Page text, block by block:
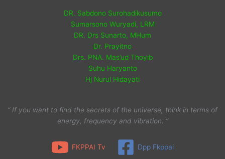
DR. Sabdono Surohadikusumo
Sumarsono Wuryadi, LRM
DR. Drs Sunarto, MHum
Dr. Prayitno
Drs. PNA. Mas’ud Thoyib
Suhu Haryanto
Hj Nurul Hidayati
“ If you want to find the secrets of the universe, think in terms of
energy, frequency and vibration. ”
FKPPAI Tv Dpp Fkppai